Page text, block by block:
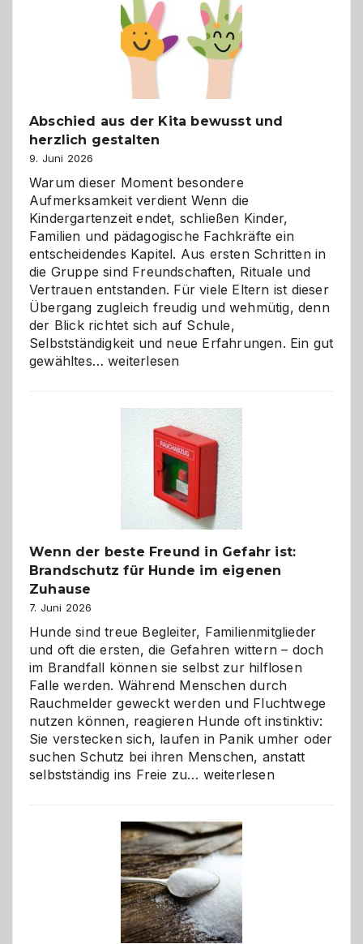
verstehen
Abschied aus der Kita bewusst und
herzlich gestalten
9. Juni 2026
Warum dieser Moment besondere
Aufmerksamkeit verdient Wenn die
Kindergartenzeit endet, schließen Kinder,
Familien und pädagogische Fachkräfte ein
entscheidendes Kapitel. Aus ersten Schritten in
die Gruppe sind Freundschaften, Rituale und
Vertrauen entstanden. Für viele Eltern ist dieser
Übergang zugleich freudig und wehmütig, denn
der Blick richtet sich auf Schule,
Selbstständigkeit und neue Erfahrungen. Ein gut
gewähltes…Abschied
bewusst
herzlich
gestalten
weiterlesen
Wenn der beste Freund in Gefahr ist:
Brandschutz für Hunde im eigenen
Zuhause
7. Juni 2026
Hunde sind treue Begleiter, Familienmitglieder
und oft die ersten, die Gefahren wittern – doch
im Brandfall können sie selbst zur hilflosen
Falle werden. Während Menschen durch
Rauchmelder geweckt werden und Fluchtwege
nutzen können, reagieren Hunde oft instinktiv:
Sie verstecken sich, laufen in Panik umher oder
suchen Schutz bei ihren Menschen, anstatt
selbstständig ins Freie zu… Wenn
Freund
in
Gefahr
ist:
Brandschutz
für
Hunde
weiterlesen